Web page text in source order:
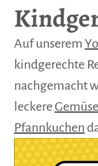
Auf unserem
kindgerechte
nachgemacht
leckere
Pfannkuchen